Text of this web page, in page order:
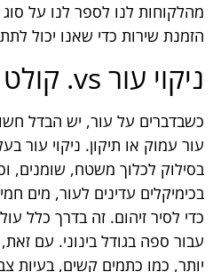
מהלקוחות לנו לספר לנו על
הזמנת שירות כדי שאנו יכול
ניקוי עור vs. קולט חידוש עור
כשבדברים על עור, יש הבדל חשוב
עור עמוק או תיקון. ניקוי עור
בסילוק לכלוך משטח, שומנים,
בכימיקלים עדינים לעור, מים
עבור ספה בגודל בינוני. עם
יותר, כמו כתמים קשים, בעיות